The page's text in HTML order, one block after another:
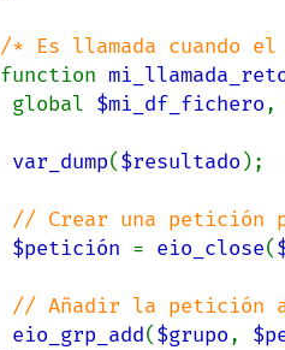
function
global $mi_df_fichero,
var_dump($resultado );
// Crear una petición
$petición = eio_close(
// Añadir la petición
eio_grp_add($grupo,